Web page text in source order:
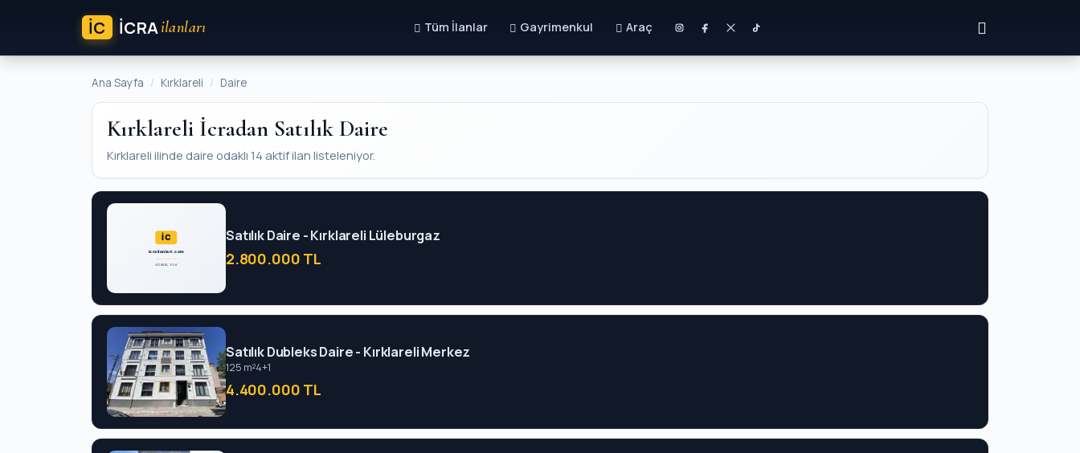
İC ICRAilanları Tüm İlanlar Gayrimenkul Araç
Ana Sayfa Kırklareli Daire
Kırklareli İcradan Satılık Daire
Kırklareli ilinde daire odaklı 14 aktif ilan listeleniyor.
Satılık Daire - Kırklareli Lüleburgaz
2.800.000 TL
Satılık Dubleks Daire - Kırklareli Merkez
125 m²4+1
4.400.000 TL